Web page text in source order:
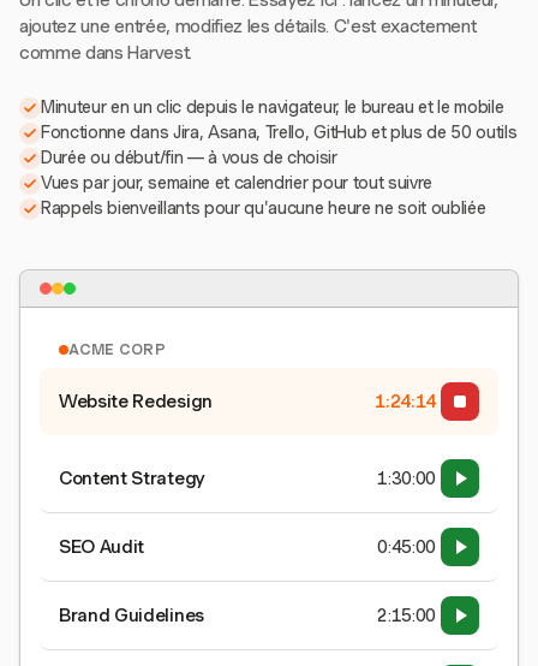
ajoutez une entrée, modifiez les détails. C'est exactement
comme dans Harvest.
Minuteur en un clic depuis le navigateur, le bureau et le mobile
Fonctionne dans Jira, Asana, Trello, GitHub et plus de 50 outils
Durée ou début/fin — à vous de choisir
Vues par jour, semaine et calendrier pour tout suivre
Rappels bienveillants pour qu'aucune heure ne soit oubliée
ACME CORP
Website Redesign 1:24:15
Content Strategy 1:30:00
SEO Audit 0:45:00
Brand Guidelines 2:15:00